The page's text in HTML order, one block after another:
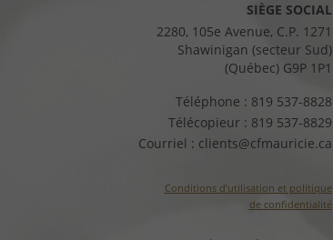
SIÈGE SOCIAL
2280, 105e Avenue, C.P. 1271
Shawinigan (secteur Sud)
(Québec) G9P 1P1
Téléphone : 819 537-8828
Télécopieur : 819 537-8829
Courriel : clients@cfmauricie.ca
Conditions d’utilisation et politique
de confidentialité